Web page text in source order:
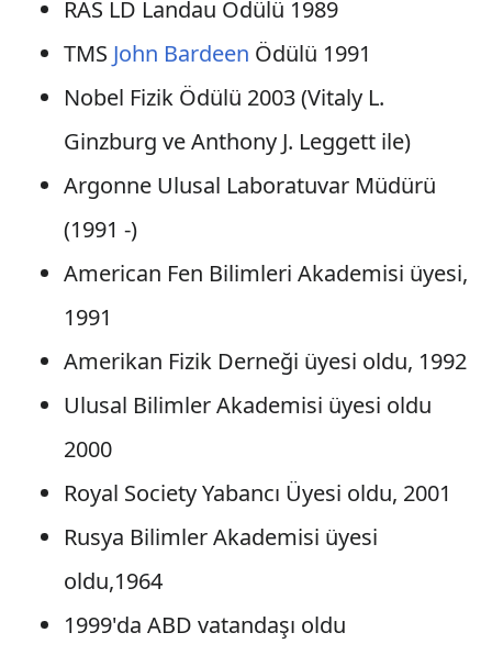
RAS LD Landau Ödülü 1989
TMS John Bardeen Ödülü 1991
Nobel Fizik Ödülü 2003 (Vitaly L.
Ginzburg ve Anthony J. Leggett ile)
Argonne Ulusal Laboratuvar Müdürü
(1991 -)
American Fen Bilimleri Akademisi üyesi,
1991
Amerikan Fizik Derneği üyesi oldu, 1992
Ulusal Bilimler Akademisi üyesi oldu
2000
Royal Society Yabancı Üyesi oldu, 2001
Rusya Bilimler Akademisi üyesi
oldu,1964
1999'da ABD vatandaşı oldu